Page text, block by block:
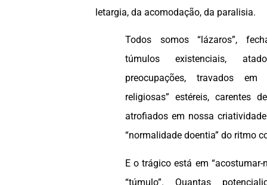
letargia, da acomodação, da paralisia.
Todos somos “lázaros”,
túmulos existenciais,
preocupações, travados em
religiosas” estéreis, carentes
atrofiados em nossa
“normalidade doentia” do ritmo
E o trágico está em
“túmulo”. Quantas